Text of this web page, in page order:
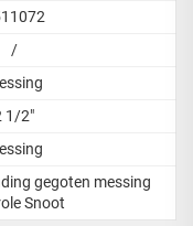
/
1/2"
gegoten messing
Snoot